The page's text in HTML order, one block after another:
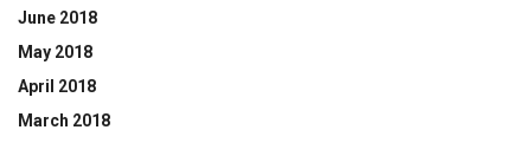
June 2018
May 2018
April 2018
March 2018